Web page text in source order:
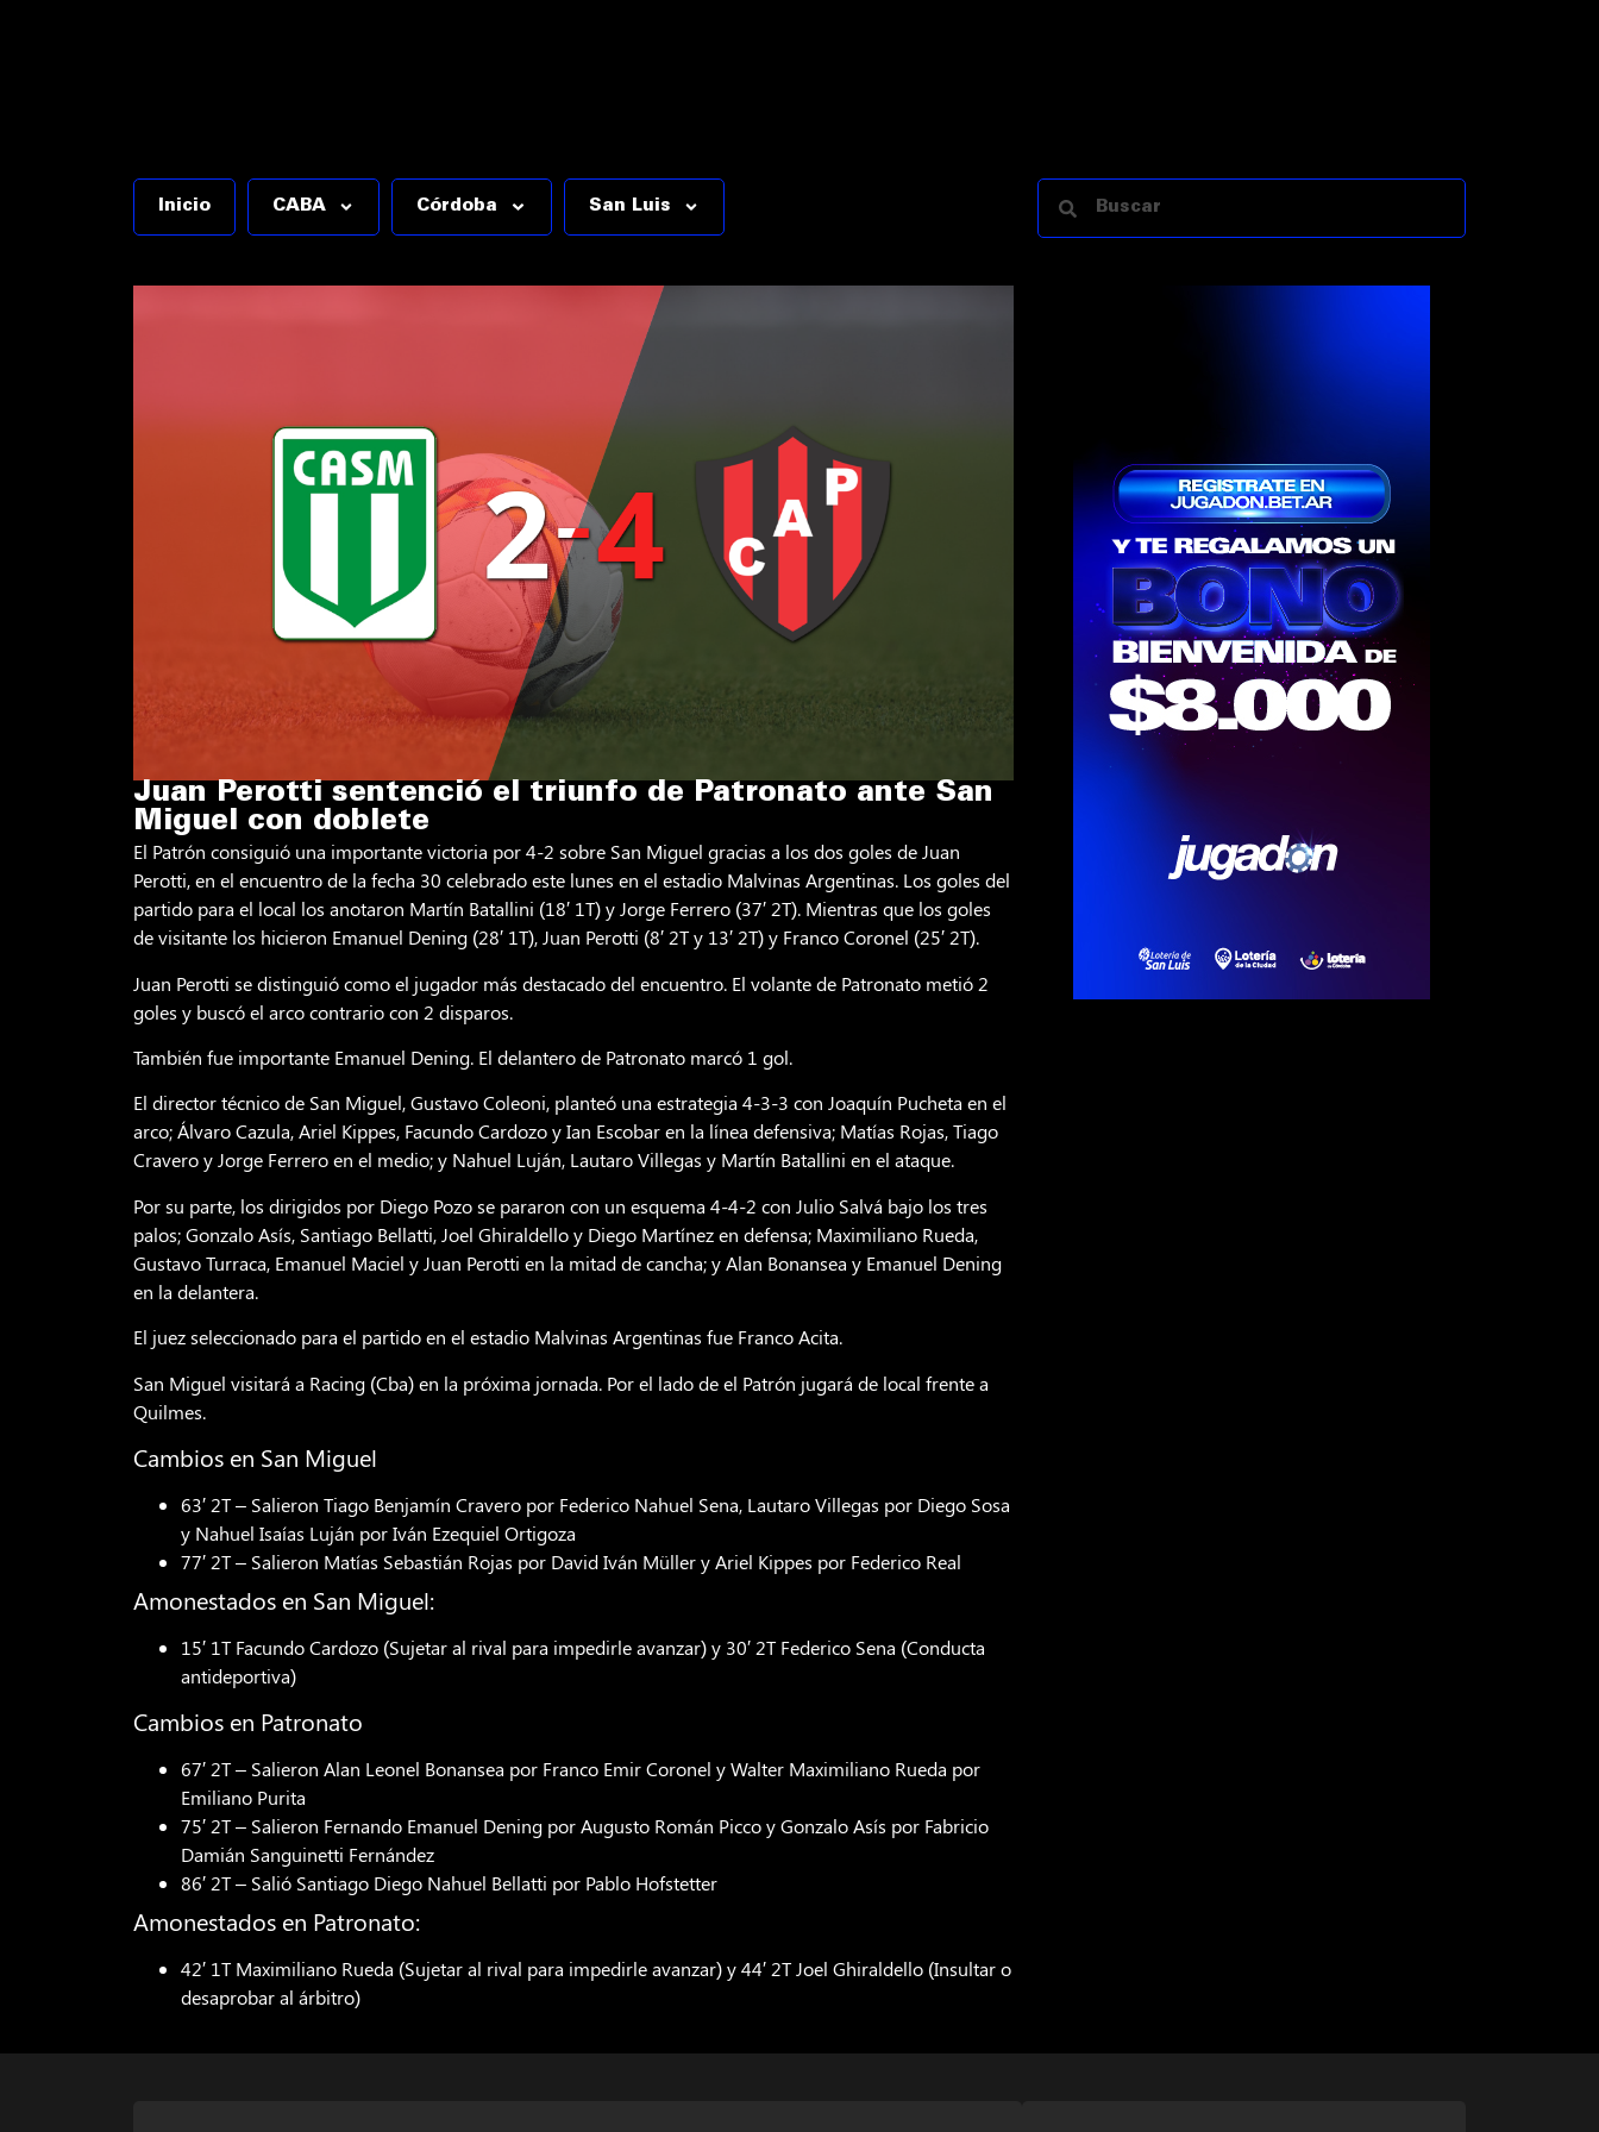
Inicio CABA Córdoba San Luis
Juan Perotti sentenció el triunfo de Patronato ante San
Miguel con doblete
El Patrón consiguió una importante victoria por 4-2 sobre San Miguel gracias a los dos goles de Juan
Perotti, en el encuentro de la fecha 30 celebrado este lunes en el estadio Malvinas Argentinas. Los goles del
partido para el local los anotaron Martín Batallini (18′ 1T) y Jorge Ferrero (37′ 2T). Mientras que los goles
de visitante los hicieron Emanuel Dening (28′ 1T), Juan Perotti (8′ 2T y 13′ 2T) y Franco Coronel (25′ 2T).
Juan Perotti se distinguió como el jugador más destacado del encuentro. El volante de Patronato metió 2
goles y buscó el arco contrario con 2 disparos.
También fue importante Emanuel Dening. El delantero de Patronato marcó 1 gol.
El director técnico de San Miguel, Gustavo Coleoni, planteó una estrategia 4-3-3 con Joaquín Pucheta en el
arco; Álvaro Cazula, Ariel Kippes, Facundo Cardozo y Ian Escobar en la línea defensiva; Matías Rojas, Tiago
Cravero y Jorge Ferrero en el medio; y Nahuel Luján, Lautaro Villegas y Martín Batallini en el ataque.
Por su parte, los dirigidos por Diego Pozo se pararon con un esquema 4-4-2 con Julio Salvá bajo los tres
palos; Gonzalo Asís, Santiago Bellatti, Joel Ghiraldello y Diego Martínez en defensa; Maximiliano Rueda,
Gustavo Turraca, Emanuel Maciel y Juan Perotti en la mitad de cancha; y Alan Bonansea y Emanuel Dening
en la delantera.
El juez seleccionado para el partido en el estadio Malvinas Argentinas fue Franco Acita.
San Miguel visitará a Racing (Cba) en la próxima jornada. Por el lado de el Patrón jugará de local frente a
Quilmes.
Cambios en San Miguel
63′ 2T – Salieron Tiago Benjamín Cravero por Federico Nahuel Sena, Lautaro Villegas por Diego Sosa
y Nahuel Isaías Luján por Iván Ezequiel Ortigoza
77′ 2T – Salieron Matías Sebastián Rojas por David Iván Müller y Ariel Kippes por Federico Real
Amonestados en San Miguel:
15′ 1T Facundo Cardozo (Sujetar al rival para impedirle avanzar) y 30′ 2T Federico Sena (Conducta
antideportiva)
Cambios en Patronato
67′ 2T – Salieron Alan Leonel Bonansea por Franco Emir Coronel y Walter Maximiliano Rueda por
Emiliano Purita
75′ 2T – Salieron Fernando Emanuel Dening por Augusto Román Picco y Gonzalo Asís por Fabricio
Damián Sanguinetti Fernández
86′ 2T – Salió Santiago Diego Nahuel Bellatti por Pablo Hofstetter
Amonestados en Patronato:
42′ 1T Maximiliano Rueda (Sujetar al rival para impedirle avanzar) y 44′ 2T Joel Ghiraldello (Insultar o
desaprobar al árbitro)